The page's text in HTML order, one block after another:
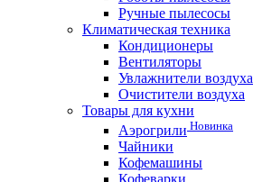
Ручные пылесосы
Климатическая техника
Кондиционеры
Вентиляторы
Увлажнители воздуха
Очистители воздуха
Товары для кухни
Аэрогрили Новинка
Чайники
Кофемашины